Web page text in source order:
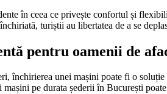
în ceea ce privește confortul și
turiștii au libertatea de a se
pentru oamenii de
închirierea unei mașini poate fi o
pe durata șederii în București